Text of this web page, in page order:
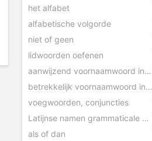
het alfabet
alfabetische volgorde
niet of geen
lidwoorden oefenen
aanwijzend voornaamwoord invullen
betrekkelijk voornaamwoord invullen
voegwoorden, conjuncties
Latijnse namen grammaticale begrippen
als of dan